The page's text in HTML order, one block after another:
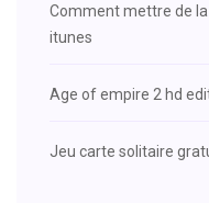
Comment mettre de
itunes
Age of empire 2 hd
Jeu carte solitaire